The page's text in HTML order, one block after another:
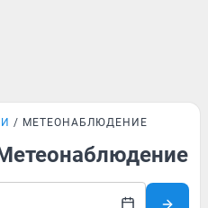
МЕТЕОНАБЛЮДЕНИЕ